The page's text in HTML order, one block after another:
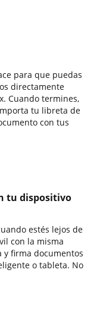
para que puedas
directamente
Cuando termines,
tu libreta de
con tus
tu dispositivo
estés lejos de
con la misma
y firma documentos
o tableta. No